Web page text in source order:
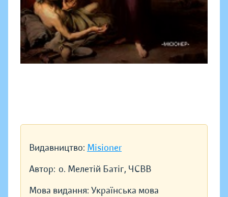
Видавництво: Misioner
Автор: о. Мелетій Батіг, ЧСВВ
Мова видання: Українська мова